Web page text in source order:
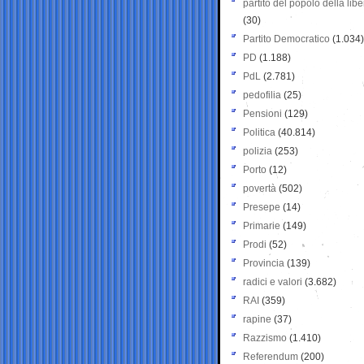
partito del popolo della
(30)
Partito Democratico (1.034)
PD (1.188)
PdL (2.781)
pedofilia (25)
Pensioni (129)
Politica (40.814)
polizia (253)
Porto (12)
povertà (502)
Presepe (14)
Primarie (149)
Prodi (52)
Provincia (139)
radici e valori (3.682)
RAI (359)
rapine (37)
Razzismo (1.410)
Referendum (200)